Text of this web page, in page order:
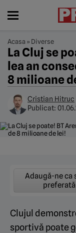
Acasa » Diverse
La Cluj se
lea an
8 milioane
Cristian Hitruc
Publicat:
Adaugă-ne ca
preferată
Clujul
sportivă poate